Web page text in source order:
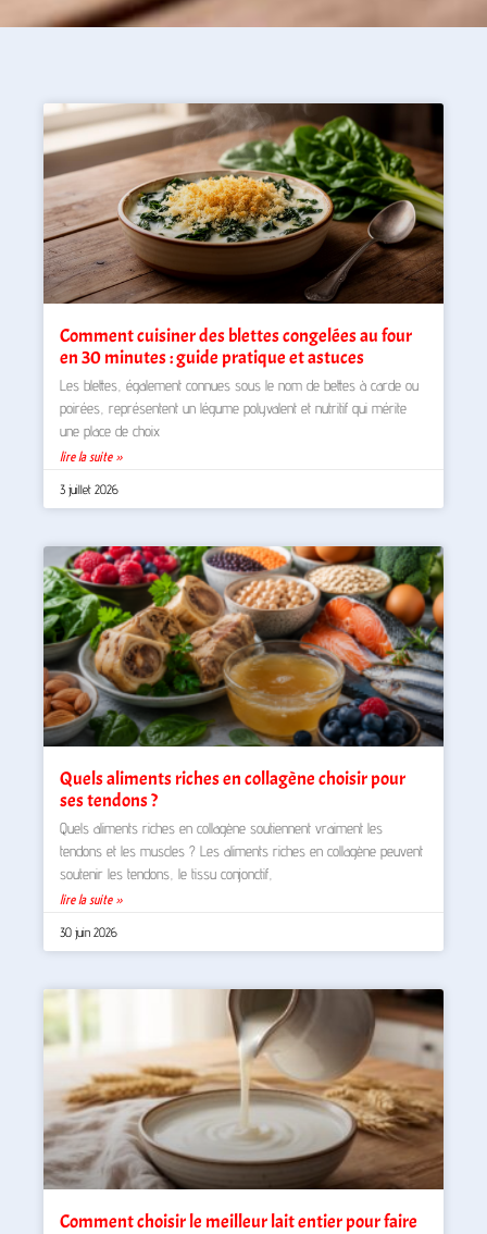
Comment cuisiner des blettes congelées au four
en 30 minutes : guide pratique et astuces
Les blettes, également connues sous le nom de bettes à carde ou
poirées, représentent un légume polyvalent et nutritif qui mérite
une place de choix
lire la suite »
3 juillet 2026
Quels aliments riches en collagène choisir pour
ses tendons ?
Quels aliments riches en collagène soutiennent vraiment les
tendons et les muscles ? Les aliments riches en collagène peuvent
soutenir les tendons, le tissu conjonctif,
lire la suite »
30 juin 2026
Comment choisir le meilleur lait entier pour faire